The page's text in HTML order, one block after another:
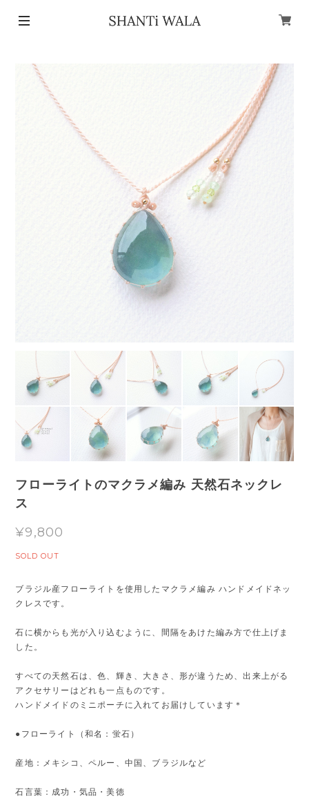
フローライトのマクラメ編み 天然石ネックレ
ス
¥9,800
SOLD OUT
ブラジル産フローライトを使用したマクラメ編み ハンドメイドネッ
クレスです。
石に横からも光が入り込むように、間隔をあけた編み方で仕上げま
した。
すべての天然石は、色、輝き、大きさ、形が違うため、出来上がる
アクセサリーはどれも一点ものです。
ハンドメイドのミニポーチに入れてお届けしています＊
●フローライト（和名：蛍石）
産地：メキシコ、ペルー、中国、ブラジルなど
石言葉：成功・気品・美徳